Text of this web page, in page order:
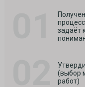
задаёт
(выбор
работ)